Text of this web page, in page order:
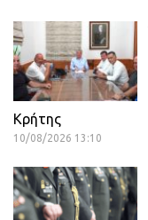
Κρήτης
10/08/2026 13:10